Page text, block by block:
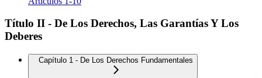
Título II - De Los Derechos, Las Garantías Y Los
Deberes
Capítulo 1 - De Los Derechos Fundamentales